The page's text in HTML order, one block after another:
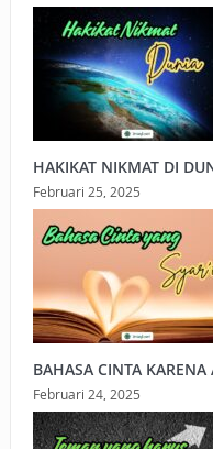
HAKIKAT NIKMAT DI
Februari 25, 2025
BAHASA CINTA KARENA
Februari 24, 2025